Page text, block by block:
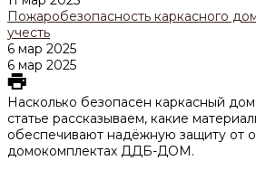
Пожаробезопасность каркасного
учесть
6 мар 2025
6 мар 2025
Насколько безопасен каркасный
статье рассказываем, какие
обеспечивают надёжную защиту от
домокомплектах ДДБ-ДОМ.